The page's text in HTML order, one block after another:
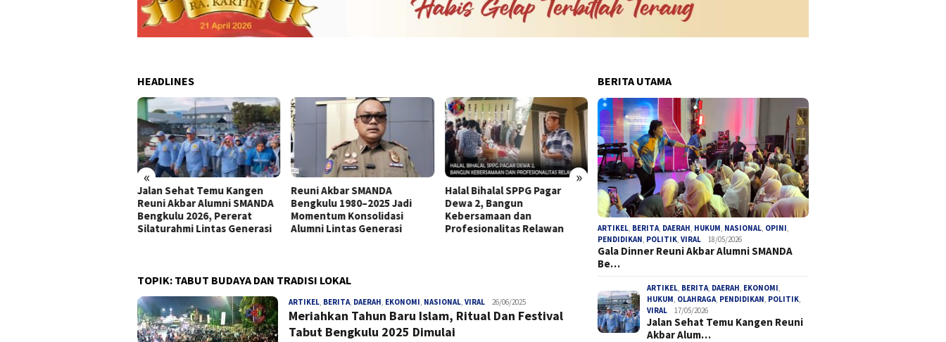
HEADLINES
« »
Jalan Sehat Temu Kangen
Reuni Akbar Alumni SMANDA
Bengkulu 2026, Pererat
Silaturahmi Lintas Generasi
Reuni Akbar SMANDA
Bengkulu 1980–2025 Jadi
Momentum Konsolidasi
Alumni Lintas Generasi
Halal Bihalal SPPG Pagar
Dewa 2, Bangun
Kebersamaan dan
Profesionalitas Relawan
SK Tanpa Prosedur, Mantan
Bupati Bengkulu Utara Jadi
Tersangka Korupsi Tambang
Koperasi Hadir di Bumi Ayu 8:
Warga RW 06 Mantapkan
Langkah Menuju Ekonomi
Mandiri
TOPIK: TABUT BUDAYA DAN TRADISI LOKAL
ARTIKEL, BERITA, DAERAH, EKONOMI, NASIONAL, VIRAL admin
26/06/2025
Meriahkan Tahun Baru Islam, Ritual Dan Festival
Tabut Bengkulu 2025 Dimulai
BERITA UTAMA
ARTIKEL BERITA DAERAH HUKUM NASIONAL OPINI
PENDIDIKAN POLITIK ,VIRAL 18/05/2026
Gala Dinner Reuni Akbar Alumni SMANDA
Be…
ARTIKEL BERITA DAERAH EKONOMI
HUKUM OLAHRAGA PENDIDIKAN POLITIK
VIRAL
17/05/2026
Jalan Sehat Temu Kangen Reuni
Akbar Alum…